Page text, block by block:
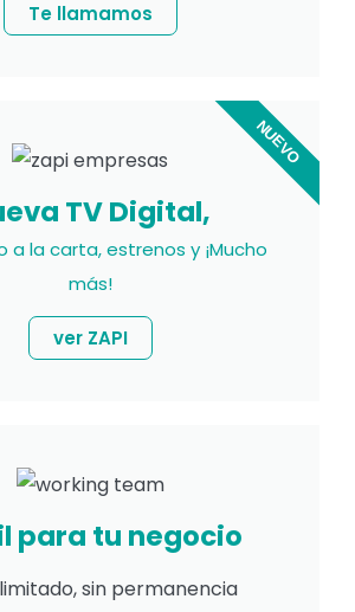
Te llamamos
TV Digital,
a la carta, estrenos y ¡Mucho
más!
ver ZAPI
NUEVO
para tu negocio
sin permanencia